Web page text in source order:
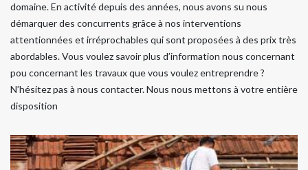
domaine. En activité depuis des années, nous avons su nous
démarquer des concurrents grâce à nos interventions
attentionnées et irréprochables qui sont proposées à des prix très
abordables. Vous voulez savoir plus d’information nous concernant
pou concernant les travaux que vous voulez entreprendre ?
N’hésitez pas à nous contacter. Nous nous mettons à votre entière
disposition